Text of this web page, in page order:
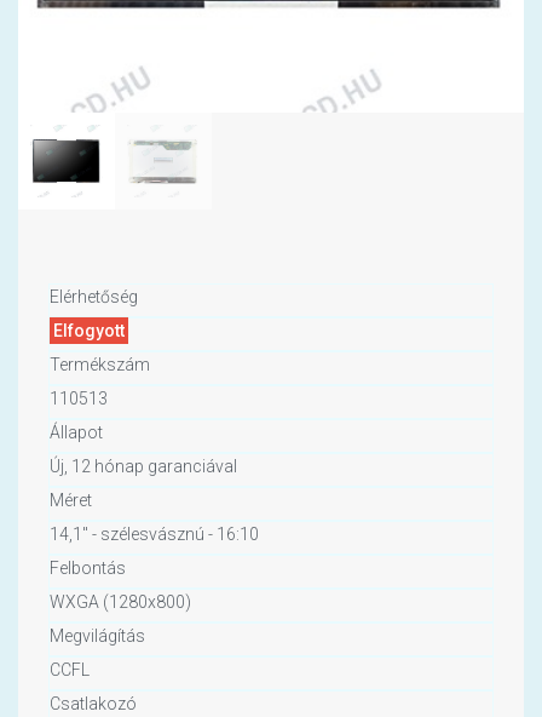
Elérhetőség
Elfogyott
Termékszám
110513
Állapot
Új, 12 hónap garanciával
Méret
14,1" - szélesvásznú - 16:10
Felbontás
WXGA (1280x800)
Megvilágítás
CCFL
Csatlakozó